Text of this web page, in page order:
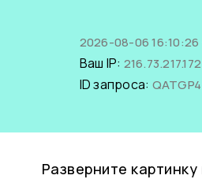
2026-08-06 16:10:26
Ваш IP: 216.73.217.172
ID запроса:
Разверните